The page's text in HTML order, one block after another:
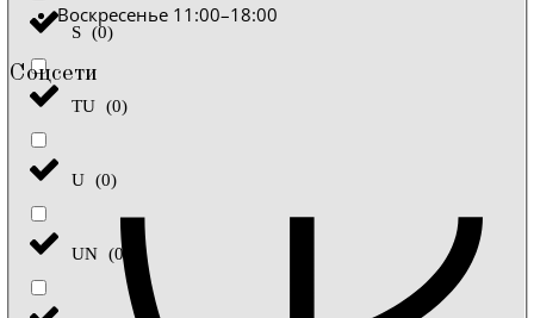
S (0)
TU (0)
U (0)
UN (0
Воскресенье 11:00–18:00
Соцсети